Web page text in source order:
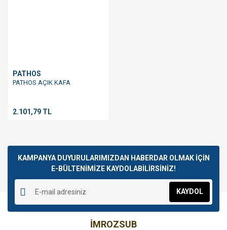
PATHOS
PATHOS AÇIK KAFA
2.101,79 TL
KAMPANYA DUYURULARIMIZDAN HABERDAR OLMAK İÇİN
E-BÜLTENİMİZE KAYDOLABİLİRSİNİZ!
KAYDOL
İMROZSUB